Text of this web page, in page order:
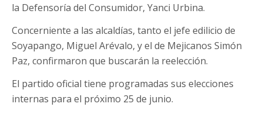
la Defensoría del Consumidor, Yanci Urbina.
Concerniente a las alcaldías, tanto el jefe edilicio de
Soyapango, Miguel Arévalo, y el de Mejicanos Simón
Paz, confirmaron que buscarán la reelección.
El partido oficial tiene programadas sus elecciones
internas para el próximo 25 de junio.